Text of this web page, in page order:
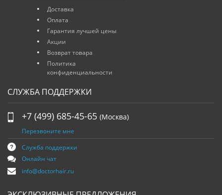
Доставка
Оплата
Гарантия лучшей цены
Акции
Возврат товара
Политика
конфиденциальности
СЛУЖБА ПОДДЕРЖКИ
+7 (499) 685-45-65 (Москва)
Перезвоните мне
Служба поддержки
Онлайн чат
info@doctorhair.ru